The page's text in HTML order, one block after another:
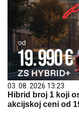
03. 08. 2026 13:23
Hibrid broj 1 koji
akcijskoj ceni od